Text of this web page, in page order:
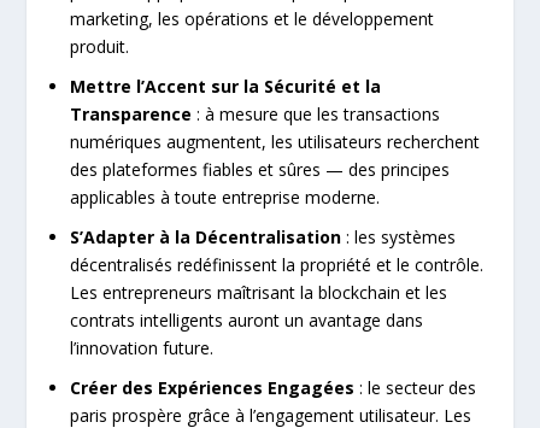
marketing, les opérations et le développement
produit.
Mettre l’Accent sur la Sécurité et la
Transparence : à mesure que les transactions
numériques augmentent, les utilisateurs recherchent
des plateformes fiables et sûres — des principes
applicables à toute entreprise moderne.
S’Adapter à la Décentralisation : les systèmes
décentralisés redéfinissent la propriété et le contrôle.
Les entrepreneurs maîtrisant la blockchain et les
contrats intelligents auront un avantage dans
l’innovation future.
Créer des Expériences Engagées : le secteur des
paris prospère grâce à l’engagement utilisateur. Les